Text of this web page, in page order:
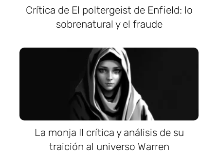
Crítica de El poltergeist de Enfield: lo
sobrenatural y el fraude
La monja II crítica y análisis de su
traición al universo Warren